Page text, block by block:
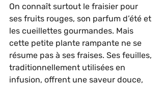
On connaît surtout le fraisier pour
ses fruits rouges, son parfum d’été et
les cueillettes gourmandes. Mais
cette petite plante rampante ne se
résume pas à ses fraises. Ses feuilles,
traditionnellement utilisées en
infusion, offrent une saveur douce,